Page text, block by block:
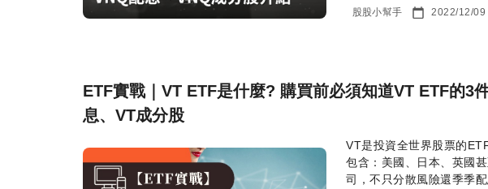
股股小幫手 2022/12/09
ETF實戰｜VT ETF是什麼? 購買前必須知道VT ETF的3
息、VT成分股
VT是投資全世界股票的
包含：美國、日本、英國
司，不只分散風險還季季